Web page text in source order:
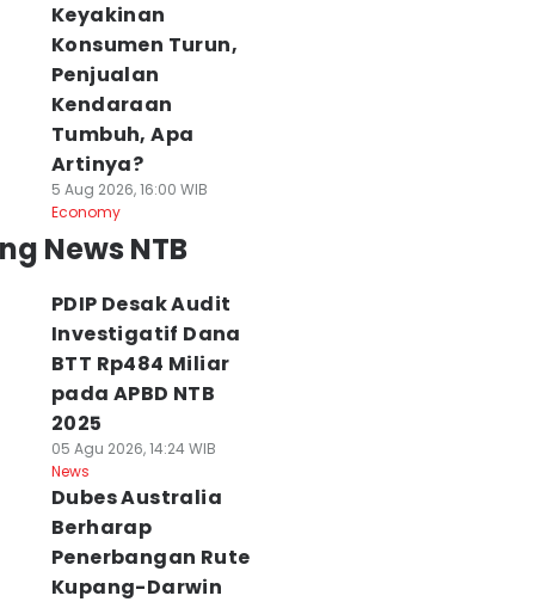
Keyakinan
Konsumen Turun,
Penjualan
Kendaraan
Tumbuh, Apa
Artinya?
5 Aug 2026, 16:00 WIB
Economy
News NTB
PDIP Desak Audit
Investigatif Dana
BTT Rp484 Miliar
pada APBD NTB
2025
05 Agu 2026, 14:24 WIB
News
Dubes Australia
Berharap
Penerbangan Rute
Kupang-Darwin